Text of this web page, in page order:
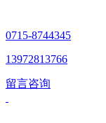
0715-8744345
13972813766
留言咨询